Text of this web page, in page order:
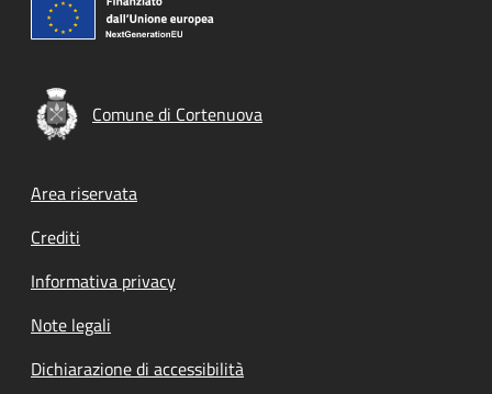
Comune di Cortenuova
Footer menu
Area riservata
Crediti
Informativa privacy
Note legali
Dichiarazione di accessibilità